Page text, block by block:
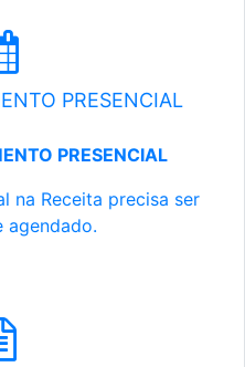
PRESENCIAL
PRESENCIAL
na Receita precisa ser
agendado.